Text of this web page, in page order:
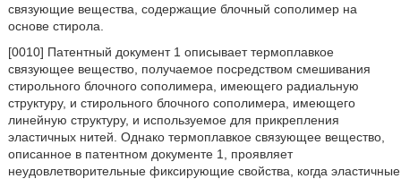
связующие вещества, содержащие блочный сополимер на
основе стирола.
[0010] Патентный документ 1 описывает термоплавкое
связующее вещество, получаемое посредством смешивания
стирольного блочного сополимера, имеющего радиальную
структуру, и стирольного блочного сополимера, имеющего
линейную структуру, и используемое для прикрепления
эластичных нитей. Однако термоплавкое связующее вещество,
описанное в патентном документе 1, проявляет
неудовлетворительные фиксирующие свойства, когда эластичные